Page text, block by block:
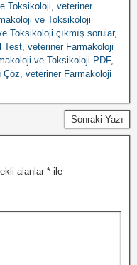
Toksikoloji, veteriner
ve Toksikoloji
Toksikoloji çıkmış sorular,
Test, veteriner Farmakoloji
ve Toksikoloji PDF,
Çöz, veteriner Farmakoloji
Sonraki Yazı
alanlar * ile